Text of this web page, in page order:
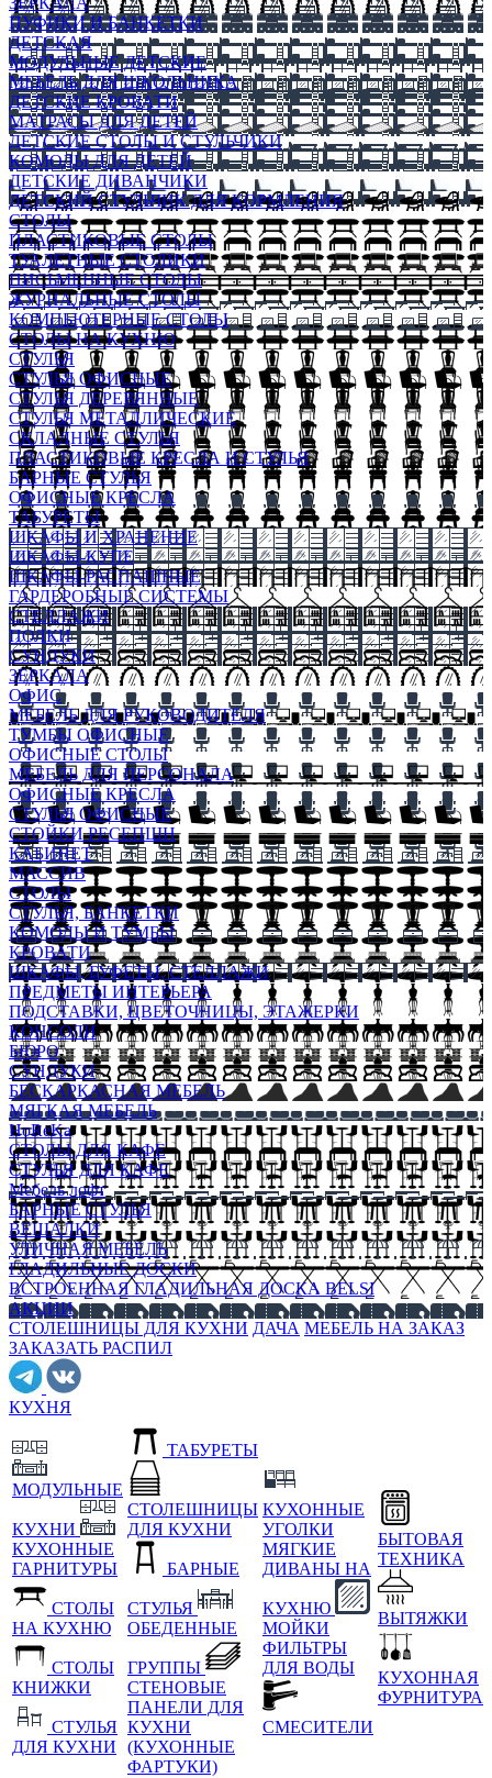
ПУФИКИ И БАНКЕТКИ
ДЕТСКАЯ
МОДУЛЬНЫЕ ДЕТСКИЕ
МЕБЕЛЬ ДЛЯ ШКОЛЬНИКА
ДЕТСКИЕ КРОВАТИ
МАТРАСЫ ДЛЯ ДЕТЕЙ
ДЕТСКИЕ СТОЛЫ И СТУЛЬЧИКИ
КОМОДЫ ДЛЯ ДЕТЕЙ
ДЕТСКИЕ ДИВАНЧИКИ
ДЕТСКИЙ СТУЛЬЧИК ДЛЯ КОРМЛЕНИЯ
СТОЛЫ
ПЛАСТИКОВЫЕ СТОЛЫ
ТУАЛЕТНЫЕ СТОЛИКИ
ПИСЬМЕННЫЕ СТОЛЫ
ЖУРНАЛЬНЫЕ СТОЛЫ
КОМПЬЮТЕРНЫЕ СТОЛЫ
СТОЛЫ НА КУХНЮ
СТУЛЬЯ
СТУЛЬЯ ОФИСНЫЕ
СТУЛЬЯ ДЕРЕВЯННЫЕ
СТУЛЬЯ МЕТАЛЛИЧЕСКИЕ
СКЛАДНЫЕ СТУЛЬЯ
ПЛАСТИКОВЫЕ КРЕСЛА И СТУЛЬЯ
БАРНЫЕ СТУЛЬЯ
ОФИСНЫЕ КРЕСЛА
ТАБУРЕТЫ
ШКАФЫ И ХРАНЕНИЕ
ШКАФЫ-КУПЕ
ШКАФЫ-РАСПАШНЫЕ
ГАРДЕРОБНЫЕ СИСТЕМЫ
СТЕЛЛАЖИ
ПОЛКИ
СУНДУКИ
ЗЕРКАЛА
ОФИС
МЕБЕЛЬ ДЛЯ РУКОВОДИТЕЛЯ
ТУМБЫ ОФИСНЫЕ
ОФИСНЫЕ СТОЛЫ
МЕБЕЛЬ ДЛЯ ПЕРСОНАЛА
ОФИСНЫЕ КРЕСЛА
СТУЛЬЯ ОФИСНЫЕ
СТОЙКИ РЕСЕПШН
КАБИНЕТ
МАССИВ
СТОЛЫ
СТУЛЬЯ, БАНКЕТКИ
КОМОДЫ И ТУМБЫ
КРОВАТИ
ШКАФЫ, БУФЕТЫ, СТЕЛЛАЖИ
ПРЕДМЕТЫ ИНТЕРЬЕРА
ПОДСТАВКИ, ЦВЕТОЧНИЦЫ, ЭТАЖЕРКИ
КОНСОЛИ
БЮРО
СУНДУКИ
БЕСКАРКАСНАЯ МЕБЕЛЬ
МЯГКАЯ МЕБЕЛЬ
HoReKa
СТОЛЫ ДЛЯ КАФЕ
СТУЛЬЯ ДЛЯ КАФЕ
Мебель лофт
БАРНЫЕ СТУЛЬЯ
ВЕШАЛКИ
УЛИЧНАЯ МЕБЕЛЬ
ГЛАДИЛЬНЫЕ ДОСКИ
ВСТРОЕННАЯ ГЛАДИЛЬНАЯ ДОСКА BELSI
АКЦИИ
СТОЛЕШНИЦЫ ДЛЯ КУХНИ ДАЧА МЕБЕЛЬ НА ЗАКАЗ
ЗАКАЗАТЬ РАСПИЛ
КУХНЯ
МОДУЛЬНЫЕ
КУХНИ
КУХОННЫЕ
ГАРНИТУРЫ
СТОЛЫ
НА КУХНЮ
СТОЛЫ
КНИЖКИ
СТУЛЬЯ
ДЛЯ КУХНИ
ТАБУРЕТЫ
СТОЛЕШНИЦЫ
ДЛЯ КУХНИ
БАРНЫЕ
СТУЛЬЯ
ОБЕДЕННЫЕ
ГРУППЫ
СТЕНОВЫЕ
ПАНЕЛИ ДЛЯ
КУХНИ
(КУХОННЫЕ
ФАРТУКИ)
КУХОННЫЕ
УГОЛКИ
МЯГКИЕ
ДИВАНЫ НА
КУХНЮ
МОЙКИ
ФИЛЬТРЫ
ДЛЯ ВОДЫ
СМЕСИТЕЛИ
БЫТОВАЯ
ТЕХНИКА
ВЫТЯЖКИ
КУХОННАЯ
ФУРНИТУРА